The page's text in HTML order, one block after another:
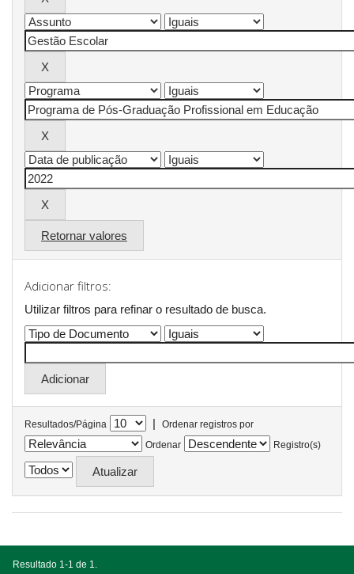
Retornar valores
Adicionar filtros:
Utilizar filtros para refinar o resultado de busca.
Resultados/Página |
Ordenar registros por
Ordenar
Registro(s)
Resultado 1-1 de 1.